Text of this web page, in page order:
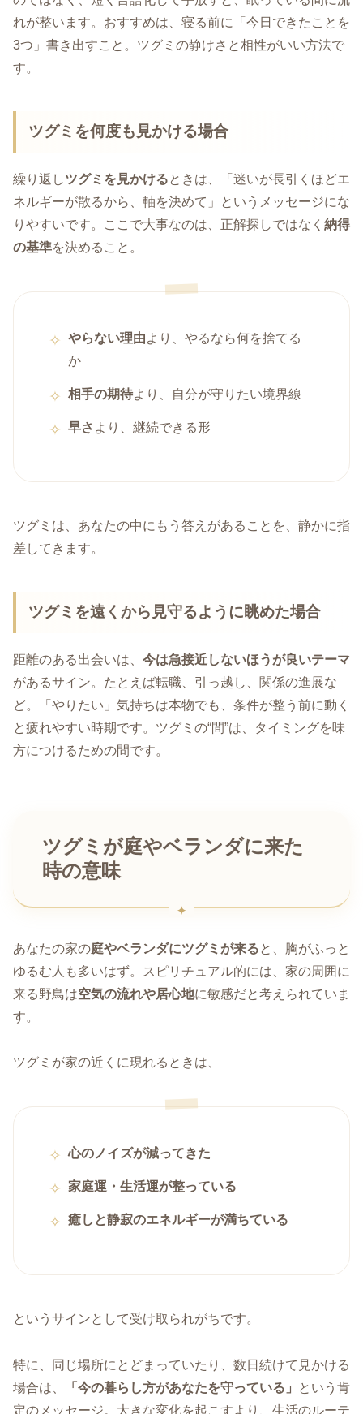
れが整います。おすすめは、寝る前に「今日できたことを
3つ」書き出すこと。ツグミの静けさと相性がいい方法で
す。
ツグミを何度も見かける場合
繰り返しツグミを見かけるときは、「迷いが長引くほどエ
ネルギーが散るから、軸を決めて」というメッセージにな
りやすいです。ここで大事なのは、正解探しではなく 納得
の基準を決めること。
やらない理由より、やるなら何を捨てる
か
相手の期待より、自分が守りたい境界線
早さ より、継続できる形
ツグミは、あなたの中にもう答えがあることを、静かに指
差してきます。
ツグミを遠くから見守るように眺めた場合
距離のある出会いは、 今は急接近しないほうが良いテーマ
があるサイン。たとえば転職、引っ越し、関係の進展な
ど。「やりたい」気持ちは本物でも、条件が整う前に動く
と疲れやすい時期です。ツグミの“間”は、タイミングを味
方につけるための間です。
ツグミが庭やベランダに来た
時の意味
あなたの家の庭やベランダにツグミが来ると、胸がふっと
ゆるむ人も多いはず。スピリチュアル的には、家の周囲に
来る野鳥は空気の流れや居心地に敏感だと考えられていま
す。
ツグミが家の近くに現れるときは、
心のノイズが減ってきた
家庭運・生活運が整っている
癒しと静寂のエネルギーが満ちている
というサインとして受け取られがちです。
特に、同じ場所にとどまっていたり、数日続けて見かける
場合は、
「今の暮らし方があなたを守っている」
という肯
定のメッセージ。大きな変化を起こすより、生活のルーテ